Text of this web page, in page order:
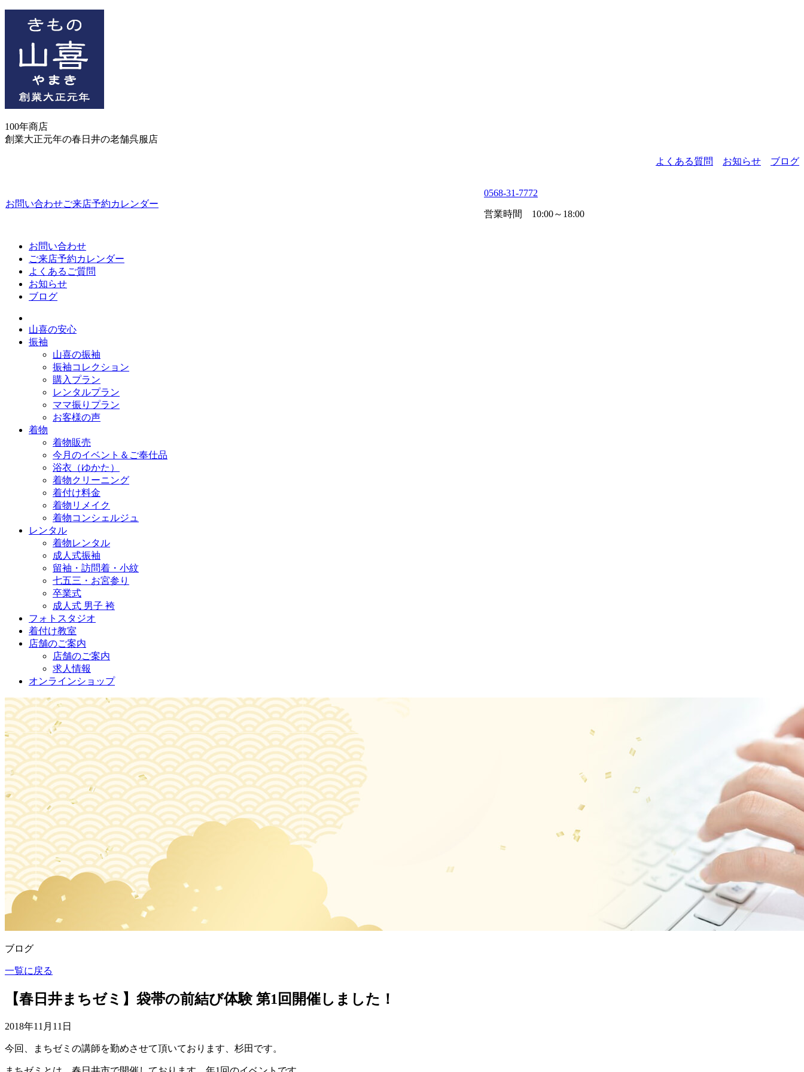
100年商店
創業大正元年の春日井の老舗呉服店
よくある質問 お知らせ ブログ
お問い合わせご来店予約カレンダー
0568-31-7772
営業時間 10:00～18:00
お問い合わせ
ご来店予約カレンダー
よくあるご質問
お知らせ
ブログ
山喜の安心
振袖
山喜の振袖
振袖コレクション
購入プラン
レンタルプラン
ママ振りプラン
お客様の声
着物
着物販売
今月のイベント＆ご奉仕品
浴衣（ゆかた）
着物クリーニング
着付け料金
着物リメイク
着物コンシェルジュ
レンタル
着物レンタル
成人式振袖
留袖・訪問着・小紋
七五三・お宮参り
卒業式
成人式 男子 袴
フォトスタジオ
着付け教室
店舗のご案内
店舗のご案内
求人情報
オンラインショップ
ブログ
一覧に戻る
【春日井まちゼミ】袋帯の前結び体験 第1回開催しました！
2018年11月11日
今回、まちゼミの講師を勤めさせて頂いております、杉田です。